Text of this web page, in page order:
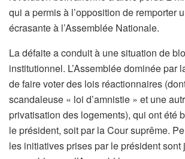
qui a permis à l’opposition de remporter
écrasante à l’Assemblée Nationale.
La défaite a conduit à une situation de
institutionnel. L’Assemblée dominée par
de faire voter des lois réactionnaires
scandaleuse « loi d’amnistie » et une
privatisation des logements), qui ont été
le président, soit par la Cour suprême.
les initiatives prises par le président sont